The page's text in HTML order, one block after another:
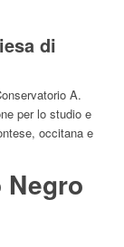
di
A.
per lo studio e
occitana e
Negro